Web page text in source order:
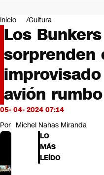
Negocios
Deportes
Programas completos
Cultura
Servicios
Bits
CNN Data
CNN tiempo
Futuro 360
Inicio Cultura
Los
sorprenden
avión
05- 04- 2024 07:14
Por Michel Nahas Miranda
LO
MÁS
LEÍDO